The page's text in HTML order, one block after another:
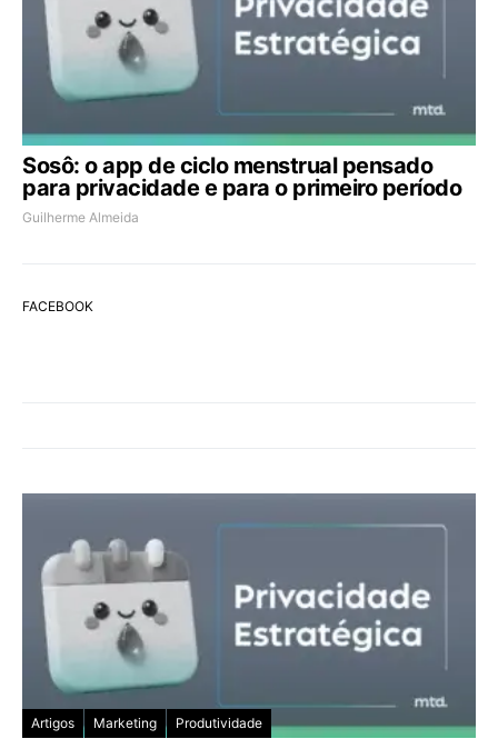
Sosô: o app de ciclo menstrual pensado
para privacidade e para o primeiro período
Guilherme Almeida
FACEBOOK
Artigos Marketing Produtividade